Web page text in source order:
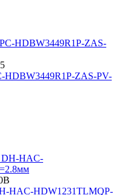
HDBW3449R1P-ZAS-PV-
HAC-HDW1231TLMQP-